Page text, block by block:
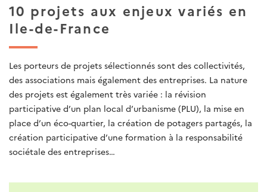
10 projets aux enjeux variés en
Ile-de-France
Les porteurs de projets sélectionnés sont des collectivités,
des associations mais également des entreprises. La nature
des projets est également très variée : la révision
participative d’un plan local d’urbanisme (PLU), la mise en
place d’un éco-quartier, la création de potagers partagés, la
création participative d’une formation à la responsabilité
sociétale des entreprises…